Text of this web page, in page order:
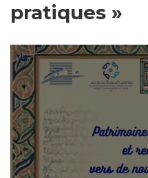
pratiques »